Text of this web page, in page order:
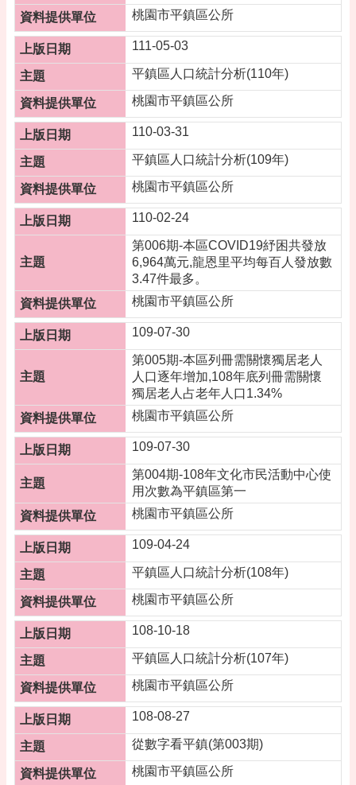
市
信
箱
常
見
問
答
桃
園
政
府
隱
私
權
政
府
網
站
資
開
放
宣
告
網
站
安
全
政
策
桃園市平鎮區公所
111-05-03
平鎮區人口統計分析(110年)
桃園市平鎮區公所
110-03-31
平鎮區人口統計分析(109年)
桃園市平鎮區公所
110-02-24
第006期-本區COVID19紓困共發放
6,964萬元,龍恩里平均每百人發放數
3.47件最多。
桃園市平鎮區公所
109-07-30
第005期-本區列冊需關懷獨居老人
人口逐年增加,108年底列冊需關懷
獨居老人占老年人口1.34%
桃園市平鎮區公所
109-07-30
第004期-108年文化市民活動中心使
用次數為平鎮區第一
桃園市平鎮區公所
109-04-24
平鎮區人口統計分析(108年)
桃園市平鎮區公所
108-10-18
平鎮區人口統計分析(107年)
桃園市平鎮區公所
108-08-27
從數字看平鎮(第003期)
桃園市平鎮區公所